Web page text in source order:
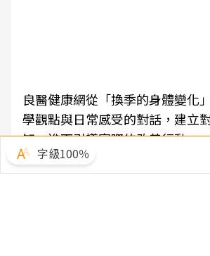
良醫健康網從「換季的身體變化
學觀點與日常感受的對話，建立
知，進而引導實際的改善行動。
字級100％